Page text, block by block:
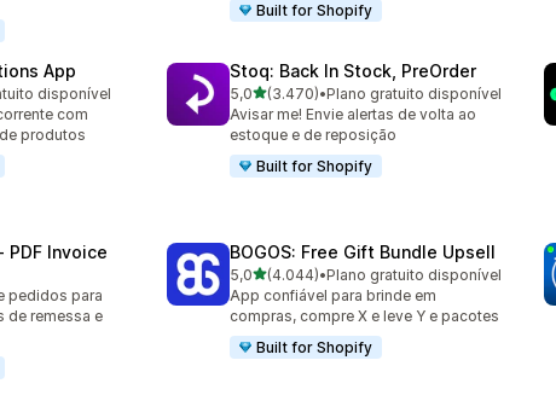
Built for Shopify
App
disponível
com
produtos
Stoq: Back In Stock, PreOrder
5,0de 5 estrelas
(3.470)
3470 avaliações ao todo
•Plano gratuito disponível
Avisar me! Envie alertas de volta ao
estoque e de reposição
Built for Shopify
PDF Invoice
pedidos para
de remessa e
BOGOS: Free Gift Bundle Upsell
5,0de 5 estrelas
(4.044)
4044 avaliações ao todo
•Plano gratuito disponível
App confiável para brinde em
compras, compre X e leve Y e pacotes
Built for Shopify